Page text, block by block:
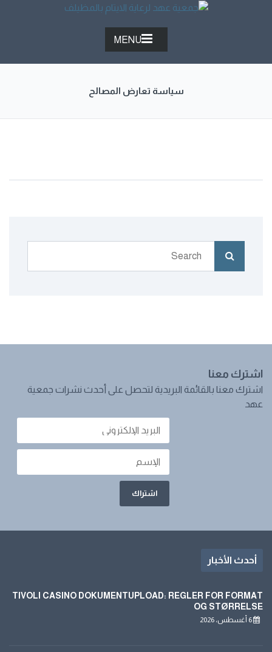
MENU
سياسة تعارض المصالح
اشترك معنا
اشترك معنا بالقائمة البريدية لتحصل على أحدث نشرات جمعية
عهد
أحدث الأخبار
TIVOLI CASINO DOKUMENTUPLOAD: REGLER FOR FORMAT
OG STØRRELSE